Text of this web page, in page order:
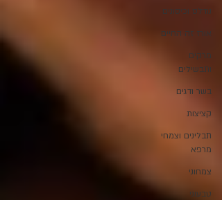
נודלס וכיסונים
אורז זה החיים
מרקים
ותבשילים
בשר ודגים
קציצות
תבלינים וצמחי
מרפא
צמחוני
טבעוני